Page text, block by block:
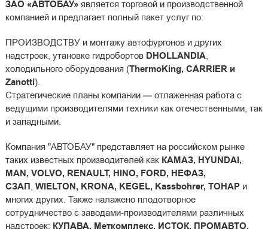
ЗАО «АВТОБАУ»является торговой и производственной
компанией и предлагает полный пакет услуг по:
ПРОИЗВОДСТВУ и монтажу автофургонов и других
надстроек, утановке гидробортов DHOLLANDIA,
холодильного оборудования (ThermoKing, CARRIER и
Zanotti).
Стратегические планы компании — отлаженная работа с
ведущими производителями техники как отечественными, так
и западными.
Компания "АВТОБАУ" представляет на российском рынке
таких известных производителей как КАМАЗ, HYUNDAI,
MAN, VOLVO, RENAULT, HINO, FORD, НЕФАЗ,
СЗАП, WIELTON, KRONA, KEGEL, Kassbohrer, ТОНАР и
многих других. Также налажено плодотворное
сотрудничество с заводами-производителями различных
надстроек: КУПАВА, Меткомплекс, ИСТОК, ПРОМАВТО,